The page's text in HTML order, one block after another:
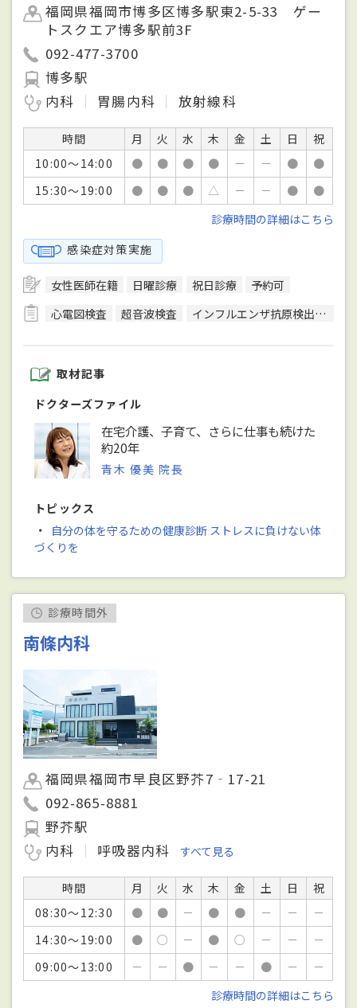
福岡県福岡市博多区博多駅東2-5-33 ゲー
トスクエア博多駅前3F
092-477-3700
博多駅
内科
胃腸内科 放射線科
時間 月 火 水 木 金 土 日
祝
10:00～14:00
● ● ● ● － － ●
●
15:30～19:00
● ● ● △ － － ●
●
診療時間の詳細はこちら
感染症対策実施
女性医師在籍 日曜診療 祝日診療
予約可
心電図検査
超音波検査 インフルエンザ抗原検出キット
取材記事
ドクターズファイル
在宅介護、子育て、さらに仕事も続けた
約20年
青木 優美 院長
トピックス
・
自分の体を守るための健康診断 ストレスに負けない体
づくりを
診療時間外
南條内科
福岡県福岡市早良区野芥7‐17-21
092-865-8881
野芥駅
内科
呼吸器内科 すべて見る
時間 月 火 水 木 金 土 日
祝
08:30～12:30
● ● － ● ● － －
－
14:30～19:00
● ○ － ● ○ － －
－
09:00～13:00
－ － ● － － ● －
－
診療時間の詳細はこちら